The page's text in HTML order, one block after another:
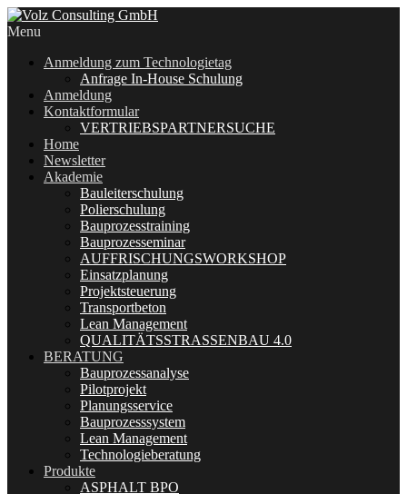
Menu
Anmeldung zum Technologietag
Anfrage In-House Schulung
Anmeldung
Kontaktformular
VERTRIEBSPARTNERSUCHE
Home
Newsletter
Akademie
Bauleiterschulung
Polierschulung
Bauprozesstraining
Bauprozesseminar
AUFFRISCHUNGSWORKSHOP
Einsatzplanung
Projektsteuerung
Transportbeton
Lean Management
QUALITÄTSSTRASSENBAU 4.0
BERATUNG
Bauprozessanalyse
Pilotprojekt
Planungsservice
Bauprozesssystem
Lean Management
Technologieberatung
Produkte
ASPHALT BPO